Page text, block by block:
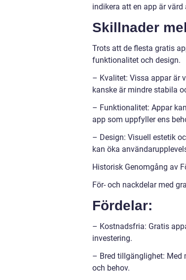
indikera att en app är värd
Skillnader
Trots att de flesta gratis
funktionalitet och design.
– Kvalitet: Vissa appar är
kanske är mindre stabila
– Funktionalitet: Appar
app som uppfyller ens
– Design: Visuell estetik
kan öka
Historisk Genomgång av
För- och nackdelar med
Fördelar:
– Kostnadsfria: Gratis
investering.
– Bred tillgänglighet: Med
och behov.